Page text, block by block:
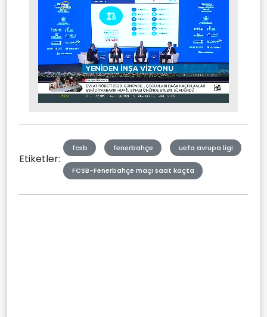
Mute Stream
Etiketler:
fcsb fenerbahçe uefa avrupa ligi
FCSB-Fenerbahçe maçı saat kaçta